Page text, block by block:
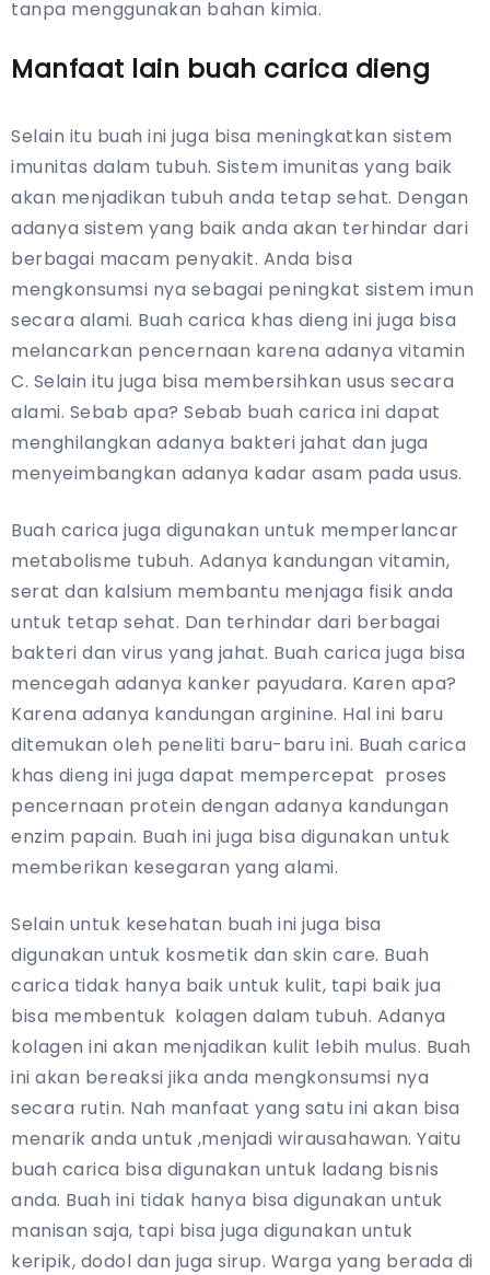
tanpa menggunakan bahan kimia.
Manfaat lain buah carica dieng
Selain itu buah ini juga bisa meningkatkan sistem
imunitas dalam tubuh. Sistem imunitas yang baik
akan menjadikan tubuh anda tetap sehat. Dengan
adanya sistem yang baik anda akan terhindar dari
berbagai macam penyakit. Anda bisa
mengkonsumsi nya sebagai peningkat sistem imun
secara alami. Buah carica khas dieng ini juga bisa
melancarkan pencernaan karena adanya vitamin
C. Selain itu juga bisa membersihkan usus secara
alami. Sebab apa? Sebab buah carica ini dapat
menghilangkan adanya bakteri jahat dan juga
menyeimbangkan adanya kadar asam pada usus.
Buah carica juga digunakan untuk memperlancar
metabolisme tubuh. Adanya kandungan vitamin,
serat dan kalsium membantu menjaga fisik anda
untuk tetap sehat. Dan terhindar dari berbagai
bakteri dan virus yang jahat. Buah carica juga bisa
mencegah adanya kanker payudara. Karen apa?
Karena adanya kandungan arginine. Hal ini baru
ditemukan oleh peneliti baru-baru ini. Buah carica
khas dieng ini juga dapat mempercepat proses
pencernaan protein dengan adanya kandungan
enzim papain. Buah ini juga bisa digunakan untuk
memberikan kesegaran yang alami.
Selain untuk kesehatan buah ini juga bisa
digunakan untuk kosmetik dan skin care. Buah
carica tidak hanya baik untuk kulit, tapi baik jua
bisa membentuk kolagen dalam tubuh. Adanya
kolagen ini akan menjadikan kulit lebih mulus. Buah
ini akan bereaksi jika anda mengkonsumsi nya
secara rutin. Nah manfaat yang satu ini akan bisa
menarik anda untuk ,menjadi wirausahawan. Yaitu
buah carica bisa digunakan untuk ladang bisnis
anda. Buah ini tidak hanya bisa digunakan untuk
manisan saja, tapi bisa juga digunakan untuk
keripik, dodol dan juga sirup. Warga yang berada di